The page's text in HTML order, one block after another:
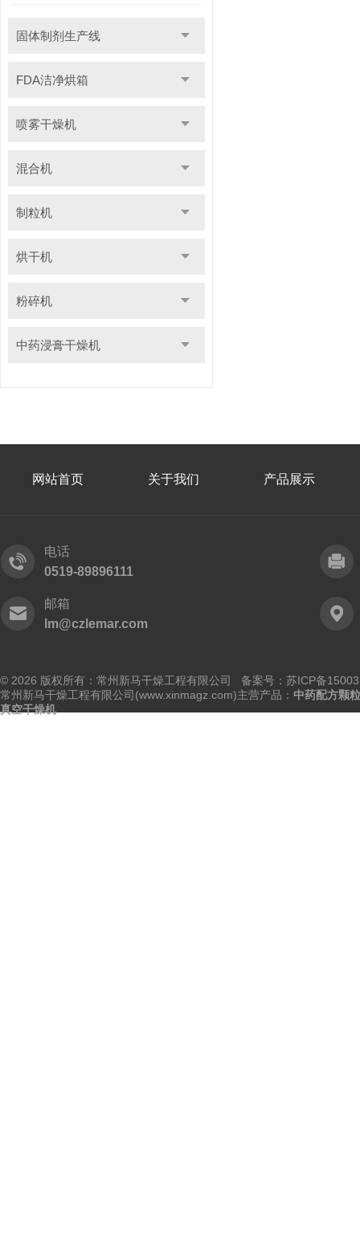
固体制剂生产线
FDA洁净烘箱
喷雾干燥机
混合机
制粒机
烘干机
粉碎机
中药浸膏干燥机
网站首页 关于我们 产品展示
电话
0519-89896111
邮箱
lm@czlemar.com
© 2026 版权所有：常州新马干燥工程有限公司 备案号： 苏ICP备
常州新马干燥工程有限公司(www.xinmagz.com)主营产品： 中药配方颗
真空干燥机